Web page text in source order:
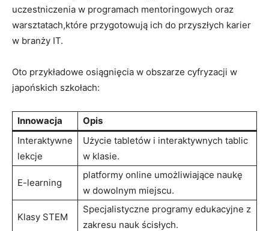
uczestniczenia w programach mentoringowych oraz
warsztatach,które przygotowują ich do przyszłych karier
w branży IT.
Oto przykładowe osiągnięcia w obszarze cyfryzacji w
japońskich szkołach:
Innowacja
Opis
Interaktywne
lekcje
Użycie tabletów i interaktywnych tablic
w klasie.
E-learning
platformy online umożliwiające naukę
w dowolnym miejscu.
Klasy STEM
Specjalistyczne programy edukacyjne z
zakresu nauk ścisłych.